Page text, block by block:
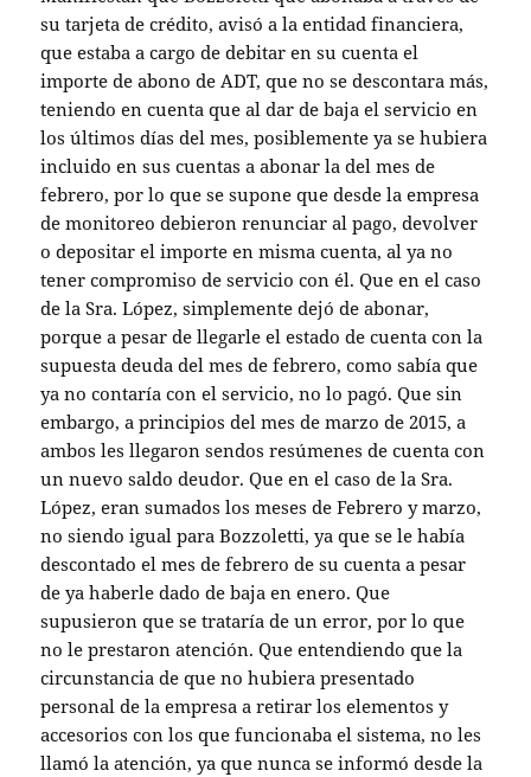
su tarjeta de crédito, avisó a la entidad financiera,
que estaba a cargo de debitar en su cuenta el
importe de abono de ADT, que no se descontara más,
teniendo en cuenta que al dar de baja el servicio en
los últimos días del mes, posiblemente ya se hubiera
incluido en sus cuentas a abonar la del mes de
febrero, por lo que se supone que desde la empresa
de monitoreo debieron renunciar al pago, devolver
o depositar el importe en misma cuenta, al ya no
tener compromiso de servicio con él. Que en el caso
de la Sra. López, simplemente dejó de abonar,
porque a pesar de llegarle el estado de cuenta con la
supuesta deuda del mes de febrero, como sabía que
ya no contaría con el servicio, no lo pagó. Que sin
embargo, a principios del mes de marzo de 2015, a
ambos les llegaron sendos resúmenes de cuenta con
un nuevo saldo deudor. Que en el caso de la Sra.
López, eran sumados los meses de Febrero y marzo,
no siendo igual para Bozzoletti, ya que se le había
descontado el mes de febrero de su cuenta a pesar
de ya haberle dado de baja en enero. Que
supusieron que se trataría de un error, por lo que
no le prestaron atención. Que entendiendo que la
circunstancia de que no hubiera presentado
personal de la empresa a retirar los elementos y
accesorios con los que funcionaba el sistema, no les
llamó la atención, ya que nunca se informó desde la